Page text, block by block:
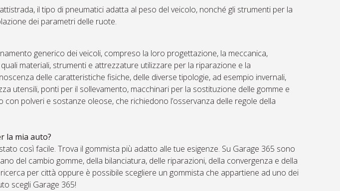
il tipo di pneumatici adatta al peso del veicolo, nonché gli strumenti per la
dei parametri delle ruote.
generico dei veicoli, compreso la loro progettazione, la meccanica,
quali materiali, strumenti e attrezzature utilizzare per la riparazione e la
delle caratteristiche fisiche, delle diverse tipologie, ad esempio invernali,
utensili, ponti per il sollevamento, macchinari per la sostituzione delle gomme e
polveri e sostanze oleose, che richiedono l’osservanza delle regole della
la mia auto?
così facile. Trova il gommista più adatto alle tue esigenze. Su Garage 365 sono
del cambio gomme, della bilanciatura, delle riparazioni, della convergenza e della
per città oppure è possibile scegliere un gommista che appartiene ad uno dei
scegli Garage 365!